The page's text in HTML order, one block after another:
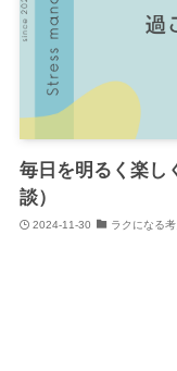
毎日を明るく楽し
談）
2024-11-30 ラクになる